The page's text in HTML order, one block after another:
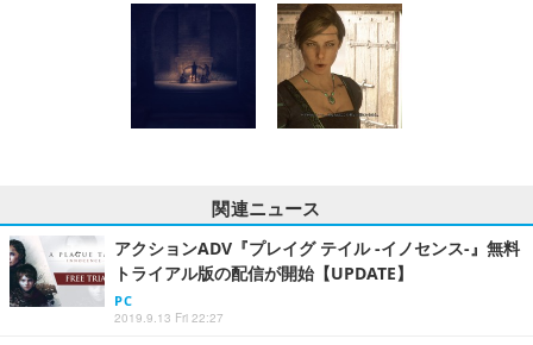
関連ニュース
アクションADV『プレイグ テイル -イノセンス-』無料
トライアル版の配信が開始【UPDATE】
PC
2019.9.13 Fri 22:27